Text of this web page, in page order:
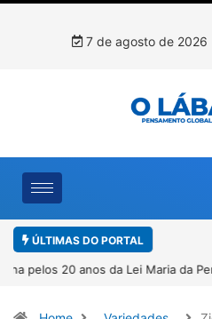
7 de agosto de 2026
ÚLTIMAS DO PORTAL
Projeto CUTUCAR abre nova